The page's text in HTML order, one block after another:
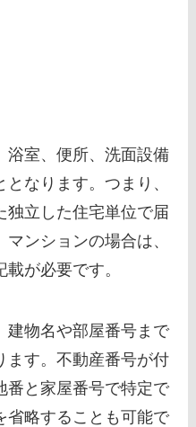
浴室、便所、洗面設備
なります。つまり、
独立した住宅単位で届
ンションの場合は、
が必要です。
建物名や部屋番号まで
ます。不動産番号が付
番と家屋番号で特定で
省略することも可能で